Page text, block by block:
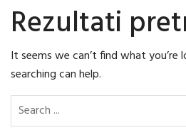
Rezultati
It seems we can’t find what you’re
searching can help.